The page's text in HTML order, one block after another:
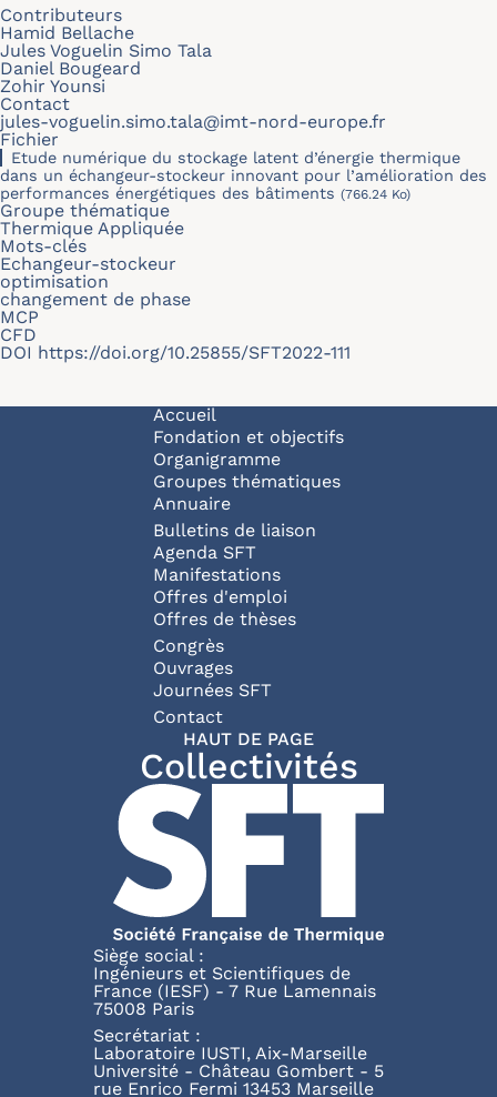
Contributeurs
Hamid Bellache
Jules Voguelin Simo Tala
Daniel Bougeard
Zohir Younsi
Contact
jules-voguelin.simo.tala@imt-nord-europe.fr
Fichier
Etude numérique du stockage latent d’énergie thermique
dans un échangeur-stockeur innovant pour l’amélioration des
performances énergétiques des bâtiments (766.24 Ko)
Groupe thématique
Thermique Appliquée
Mots-clés
Echangeur-stockeur
optimisation
changement de phase
MCP
CFD
DOI https://doi.org/10.25855/SFT2022-111
Navigation principale
Accueil
Fondation et objectifs
Organigramme
Groupes thématiques
Annuaire
Bulletins de liaison
Agenda SFT
Manifestations
Offres d'emploi
Offres de thèses
Congrès
Ouvrages
Journées SFT
Pied de page
Contact
HAUT DE PAGE
Collectivités
Siège social :
Ingénieurs et Scientifiques de
France (IESF) - 7 Rue Lamennais
75008 Paris
Secrétariat :
Laboratoire IUSTI, Aix-Marseille
Université - Château Gombert - 5
rue Enrico Fermi 13453 Marseille